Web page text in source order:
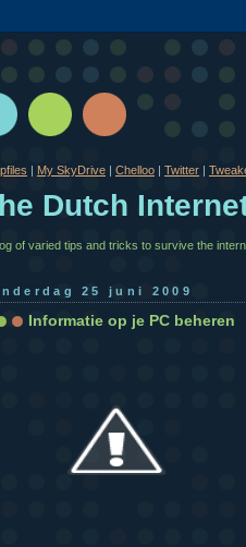
| My SkyDrive | Chelloo | Twitter |
Dutch
of varied tips and tricks to survive the
25 juni 2009
Informatie op je PC beheren